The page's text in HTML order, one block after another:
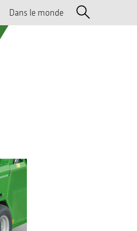
Dans le monde